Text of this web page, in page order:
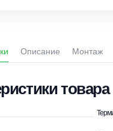
Описание Монтаж
товара